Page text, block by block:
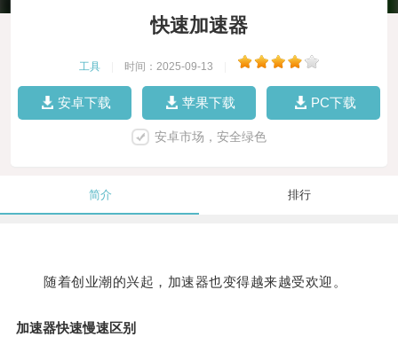
快速加速器
工具 时间：2025-09-13
安卓下载 苹果下载 PC下载
安卓市场，安全绿色
简介 排行
随着创业潮的兴起，加速器也变得越来越受欢迎。
加速器快速慢速区别